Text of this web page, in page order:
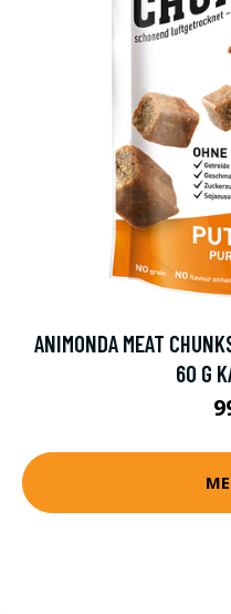
ANIMONDA MEAT
60 G